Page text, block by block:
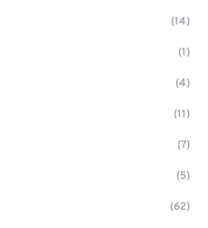
(14)
(1)
(4)
(11)
(7)
(5)
(62)